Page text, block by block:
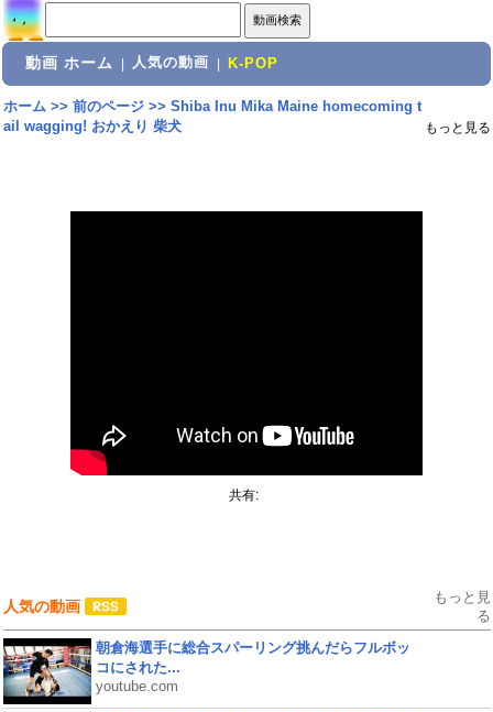
動画 ホーム 人気の動画 K-POP
ホーム>> 前のページ>> Shiba Inu Mika Maine homecoming t
ail wagging! おかえり 柴犬
もっと見る
共有:
人気の動画
もっと見
る
朝倉海選手に総合スパーリング挑んだらフルボッ
コにされた...
youtube.com